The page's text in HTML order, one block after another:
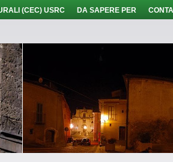
(CEC) USRC DA SAPERE PER